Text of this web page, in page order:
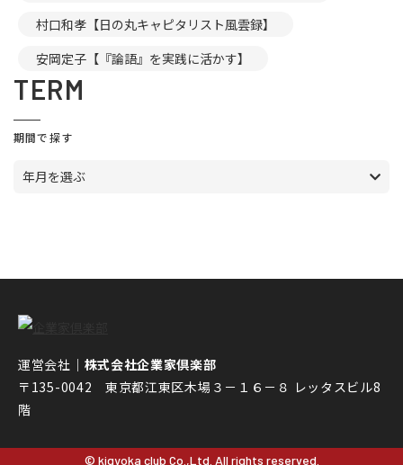
村口和孝【日の丸キャピタリスト風雲録】
安岡定子【『論語』を実践に活かす】
TERM
期間で探す
年月を選ぶ
運営会社｜ 株式会社企業家倶楽部
〒135-0042 東京都江東区木場３－１６－８ レッタスビル8
階
© kigyoka club Co.,Ltd. All rights reserved.